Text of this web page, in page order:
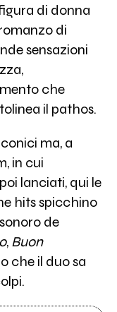
di donna
di
sensazioni
che
il pathos.
ma, a
in cui
lanciati, qui le
hits spicchino
de
, Buon
che il duo sa